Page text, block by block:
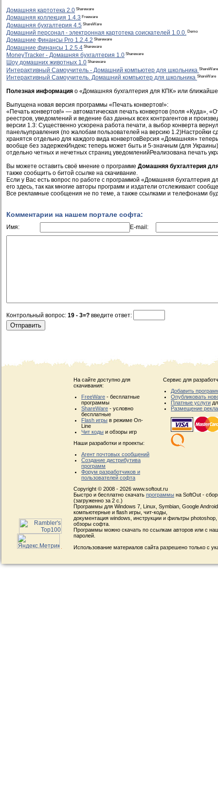
Домашняя картотека 2.0 Shareware
Домашняя коллекция 1.4.3 Freeware
Домашняя бухгалтерия 4.5 ShareWare
Домашний персонал - электронная картотека соискателей 1.0.0. Demo
Домашние Финансы Pro 1.2.4.2 Shareware
Домашние финансы 1.2.5.4 Shareware
MoneyTracker - Домашняя бухгалтерия 1.0 Shareware
Шоу домашних животных 1.0 Shareware
Интерактивный Самоучитель - Домашний компьютер для школьника ShareWare
Интерактивный Самоучитель. Домашний компьютер для школьника ShareWare
Полезная информация о «Домашняя бухгалтерия для КПК» или
Выпущена новая версия программы «Печать конвертов!»:
«Печать конвертов!» — автоматическая печать конвертов (поля «Куда»,
реестров, уведомлений и ведение баз данных всех контрагентов и
версии 1.3: Существенно ускорена работа печати, а выбор конверта
панельуправления (по жалобам пользователей на версию 1.2)Настройки
хранятся отдельно для каждого вида конвертовВерсия «Домашняя»
вообще без задержекИндекс теперь может быть и 5-значным (для
отдельно четных и нечетных страниц уведомленийРеализована печать
Вы можете оставить своё мнение о программе Домашняя бухгалтерия
также сообщить о битой ссылке на скачивание.
Если у Вас есть вопрос по работе с программой «Домашняя бухгалтерия
его здесь, так как многие авторы программ и издатели отслеживают
Все рекламные сообщения не по теме, а также ссылками и телефонами
Комментарии на нашем портале софта:
Имя: E-mail:
Контрольный вопрос: 19 - 3=? введите ответ:
На сайте доступно для
скачивания:
FreeWare - бесплатные
программы
ShareWare - условно
бесплатные
Flash игры в режиме On-
Line
Чит коды и обзоры игр
Наши разработки и проекты:
Агент почтовых сообщений
Создание дистрибутива
программ
Форум разработчиков и
пользователей софта
Сервис для
Добавить
Опубликовать
Платные услуги
Размещение
Copyright © 2008 - 2026 www.softout.ru
Быстро и бесплатно скачать программы на SoftOut -
(загруженно за 2 с.)
Программы для Windows 7, Linux, Symbian, Google
компьютерные и flash игры, чит-коды,
документация windows, инструкции и фильтры
обзоры софта.
Программы можно скачать по ссылкам авторов или с
паролей.
Использование материалов сайта разрешено только с